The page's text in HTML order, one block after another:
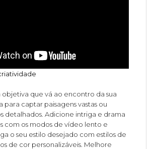
objetiva que vá ao encontro da sua
para captar paisagens vastas ou
detalhados. Adicione intriga e drama
com os modos de vídeo lento e
o seu estilo desejado com estilos de
de cor personalizáveis. Melhore